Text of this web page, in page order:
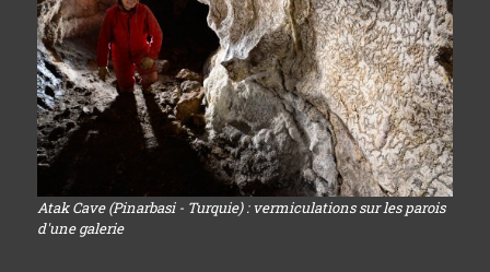
Atak Cave (Pinarbasi - Turquie) : vermiculations sur les parois
d'une galerie